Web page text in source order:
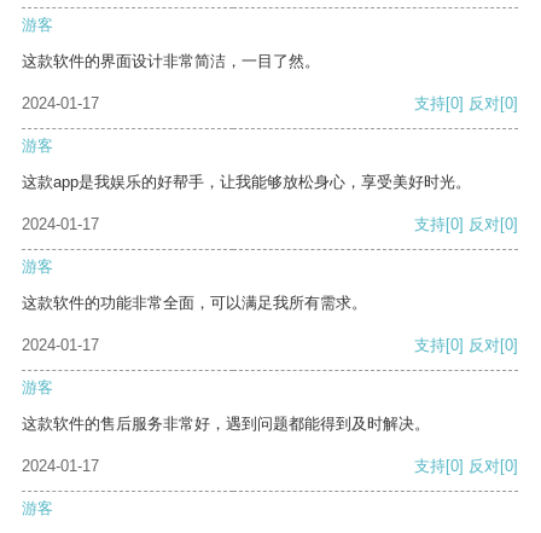
游客
这款软件的界面设计非常简洁，一目了然。
2024-01-17 支持[0] 反对[0]
游客
这款app是我娱乐的好帮手，让我能够放松身心，享受美好时光。
2024-01-17 支持[0] 反对[0]
游客
这款软件的功能非常全面，可以满足我所有需求。
2024-01-17 支持[0] 反对[0]
游客
这款软件的售后服务非常好，遇到问题都能得到及时解决。
2024-01-17 支持[0] 反对[0]
游客